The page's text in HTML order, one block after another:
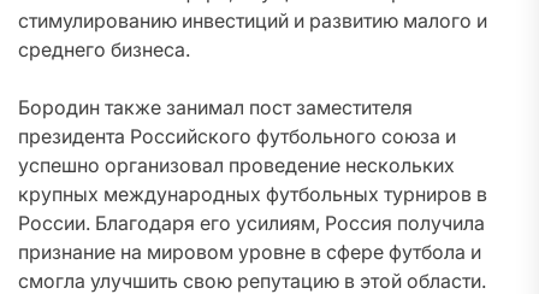
стимулированию инвестиций и развитию малого и
среднего бизнеса.
Бородин также занимал пост заместителя
президента Российского футбольного союза и
успешно организовал проведение нескольких
крупных международных футбольных турниров в
России. Благодаря его усилиям, Россия получила
признание на мировом уровне в сфере футбола и
смогла улучшить свою репутацию в этой области.